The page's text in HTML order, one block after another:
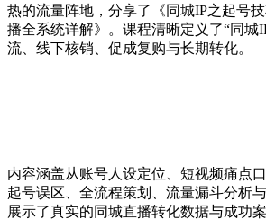
热的流量阵地，分享了《同城IP之起号
播全系统详解》。课程清晰定义了“同城
流、线下核销、促成复购与长期转化。
内容涵盖从账号人设定位、短视频痛点
起号误区、全流程策划、流量漏斗分析
展示了真实的同城直播转化数据与成功